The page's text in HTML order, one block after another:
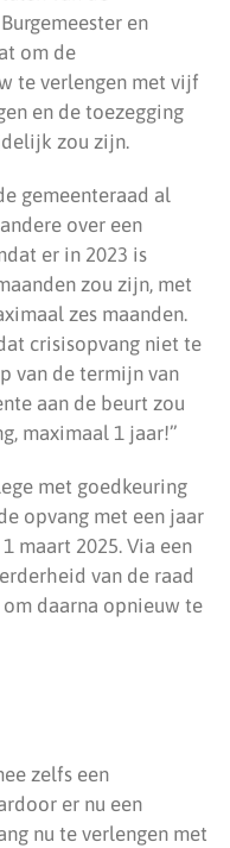
en
om de
te verlengen met vijf
en de toezegging
zou zijn.
gemeenteraad al
over een
er in 2023 is
zou zijn, met
zes maanden.
crisisopvang niet te
van de termijn van
aan de beurt zou
maximaal 1 jaar!”
met goedkeuring
opvang met een jaar
maart 2025. Via een
van de raad
daarna opnieuw te
zelfs een
er nu een
nu te verlengen met